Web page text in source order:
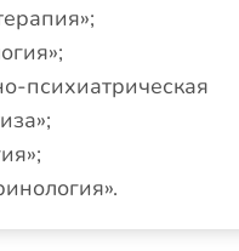
психиатрическая